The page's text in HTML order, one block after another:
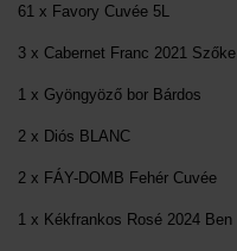
61 x Favory Cuvée 5L
3 x Cabernet Franc 2021 Szőke
1 x Gyöngyöző bor Bárdos
2 x Diós BLANC
2 x FÁY-DOMB Fehér Cuvée
1 x Kékfrankos Rosé 2024 Ben